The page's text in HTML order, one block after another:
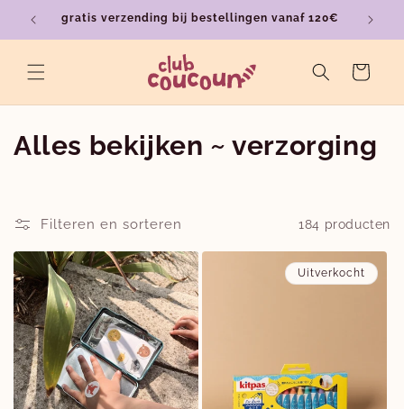
naar de
content
gratis verzending bij bestellingen vanaf 120€
Winkelwagen
C
l
l
e
c
t
i
Alles bekijken ~ verzorging
Filteren en sorteren 184 producten
Uitverkocht